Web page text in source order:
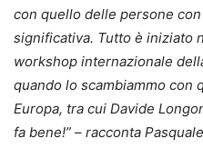
con quello delle persone
significativa. Tutto è iniziato
workshop internazionale
quando lo scambiammo con
Europa, tra cui Davide
fa bene!” – racconta